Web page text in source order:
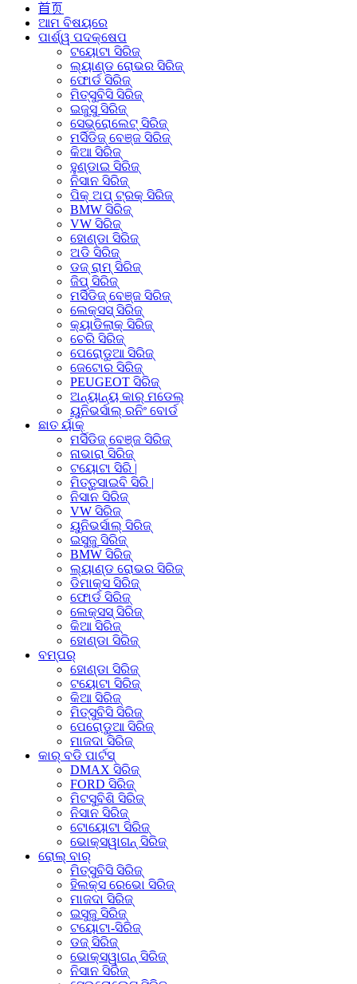
首页
ଆମ ବିଷୟରେ
ପାର୍ଶ୍ୱ ପଦକ୍ଷେପ
ଟୟୋଟା ସିରିଜ୍
ଲ୍ୟାଣ୍ଡ ରୋଭର ସିରିଜ୍
ଫୋର୍ଡ ସିରିଜ୍
ମିତ୍ସୁବିସି ସିରିଜ୍
ଇଜୁସୁ ସିରିଜ୍
ସେଭ୍ରୋଲେଟ୍ ସିରିଜ୍
ମର୍ସିଡିଜ୍ ବେଞ୍ଜ ସିରିଜ୍
କିଆ ସିରିଜ୍
ହୁଣ୍ଡାଇ ସିରିଜ୍
ନିସାନ ସିରିଜ୍
ପିକ୍ ଅପ୍ ଟ୍ରକ୍ ସିରିଜ୍
BMW ସିରିଜ୍
VW ସିରିଜ୍
ହୋଣ୍ଡା ସିରିଜ୍
ଅଡି ସିରିଜ୍
ଡଜ୍ ରାମ୍ ସିରିଜ୍
ଜିପ୍ ସିରିଜ୍
ମର୍ସିଡିଜ୍ ବେଞ୍ଜ ସିରିଜ୍
ଲେକ୍ସସ୍ ସିରିଜ୍
କ୍ୟାଡିଲାକ୍ ସିରିଜ୍
ଚେରି ସିରିଜ୍
ପେରୋଡୁଆ ସିରିଜ୍
ଜେଟୋର ସିରିଜ୍
PEUGEOT ସିରିଜ୍
ଅନ୍ୟାନ୍ୟ କାର୍ ମଡେଲ୍
ୟୁନିଭର୍ସାଲ୍ ରନିଂ ବୋର୍ଡ
ଛାତ ର୍ୟାକ୍
ମର୍ସିଡିଜ୍ ବେଞ୍ଜ ସିରିଜ୍
ନାଭାରା ସିରିଜ୍
ଟୟୋଟା ସିରି |
ମିତ୍ତୁସାଇବି ସିରି |
ନିସାନ ସିରିଜ୍
VW ସିରିଜ୍
ୟୁନିଭର୍ସାଲ୍ ସିରିଜ୍
ଇସୁଜୁ ସିରିଜ୍
BMW ସିରିଜ୍
ଲ୍ୟାଣ୍ଡ ରୋଭର ସିରିଜ୍
ଡିମାକ୍ସ ସିରିଜ୍
ଫୋର୍ଡ ସିରିଜ୍
ଲେକ୍ସସ୍ ସିରିଜ୍
କିଆ ସିରିଜ୍
ହୋଣ୍ଡା ସିରିଜ୍
ବମ୍ପର୍
ହୋଣ୍ଡା ସିରିଜ୍
ଟୟୋଟା ସିରିଜ୍
କିଆ ସିରିଜ୍
ମିତ୍ସୁବିସି ସିରିଜ୍
ପେରୋଡୁଆ ସିରିଜ୍
ମାଜଦା ସିରିଜ୍
କାର୍ ବଡି ପାର୍ଟସ୍
DMAX ସିରିଜ୍
FORD ସିରିଜ୍
ମିଟସୁବିଶି ସିରିଜ୍
ନିସାନ ସିରିଜ୍
ଟୋୟୋଟା ସିରିଜ୍
ଭୋକ୍ସୱାଗନ୍ ସିରିଜ୍
ରୋଲ୍ ବାର୍
ମିତ୍ସୁବିସି ସିରିଜ୍
ହିଲକ୍ସ ରେଭୋ ସିରିଜ୍
ମାଜଦା ସିରିଜ୍
ଇସୁଜୁ ସିରିଜ୍
ଟୟୋଟା-ସିରିଜ୍
ଡଜ୍ ସିରିଜ୍
ଭୋକ୍ସୱାଗନ୍ ସିରିଜ୍
ନିସାନ ସିରିଜ୍